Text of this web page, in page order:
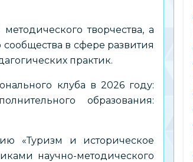
творчества, а
в сфере развития
практик.
клуба в 2026 году:
образования:
«Туризм и историческое
научно-методического